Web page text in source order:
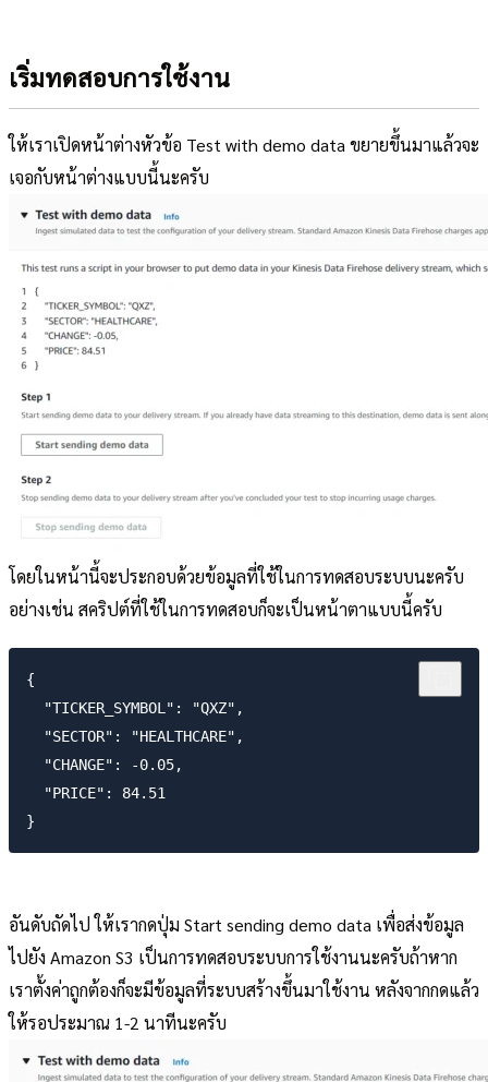
เริ่มทดสอบการใช้งาน
ให้เราเปิดหน้าต่างหัวข้อ Test with demo data ขยายขึ้นมาแล้วจะ
เจอกับหน้าต่างแบบนี้นะครับ
โดยในหน้านี้จะประกอบด้วยข้อมูลที่ใช้ในการทดสอบระบบนะครับ
อย่างเช่น สคริปต์ที่ใช้ในการทดสอบก็จะเป็นหน้าตาแบบนี้ครับ
{
  "TICKER_SYMBOL": "QXZ",
  "SECTOR": "HEALTHCARE",
  "CHANGE": -0.05,
  "PRICE": 84.51
อันดับถัดไป ให้เรากดปุ่ม Start sending demo data เพื่อส่งข้อมูล
ไปยัง Amazon S3 เป็นการทดสอบระบบการใช้งานนะครับถ้าหาก
เราตั้งค่าถูกต้องก็จะมีข้อมูลที่ระบบสร้างขึ้นมาใช้งาน หลังจากกดแล้ว
ให้รอประมาณ 1-2 นาทีนะครับ